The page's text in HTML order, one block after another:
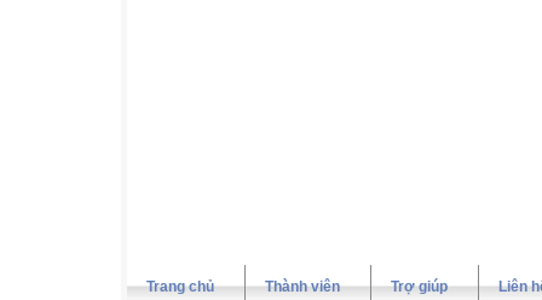
Trang chủ Thành viên Trợ giúp Liên